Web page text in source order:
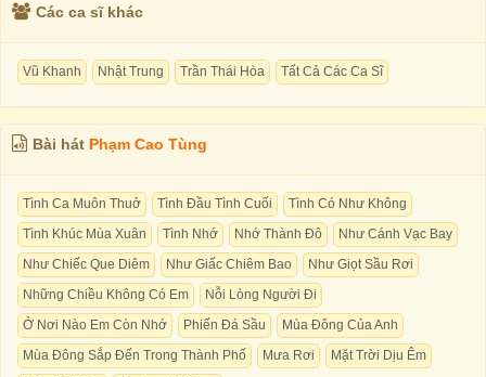
Các ca sĩ khác
Vũ Khanh Nhật Trung Trần Thái Hòa Tất Cả Các Ca Sĩ
Bài hát Phạm Cao Tùng
Tình Ca Muôn Thuở Tình Đầu Tình Cuối
Tình Có Như Không
Tình Khúc Mùa Xuân
Tình Nhớ Nhớ Thành Đô
Như Cánh Vạc Bay
Như Chiếc Que Diêm
Như Giấc Chiêm Bao
Như Giọt Sầu Rơi
Những Chiều Không Có Em
Nỗi Lòng Người Đi
Ở Nơi Nào Em Còn Nhớ
Phiến Đá Sầu
Mùa Đông Của Anh
Mùa Đông Sắp Đến Trong Thành Phố
Mưa Rơi
Mặt Trời Dịu Êm